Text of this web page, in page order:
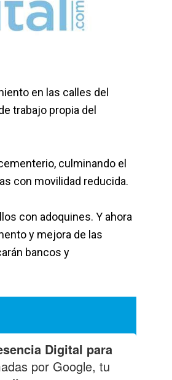
en las calles del
trabajo propia del
culminando el
con movilidad reducida.
con adoquines. Y ahora
y mejora de las
bancos y